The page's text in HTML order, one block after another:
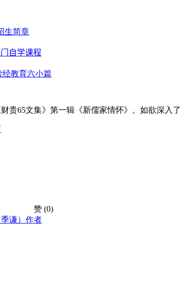
生简章
自学课程
教育六小篇
贵65文集》第一辑《新儒家情怀》。如欲深入
赞 (0)
谦） 作者